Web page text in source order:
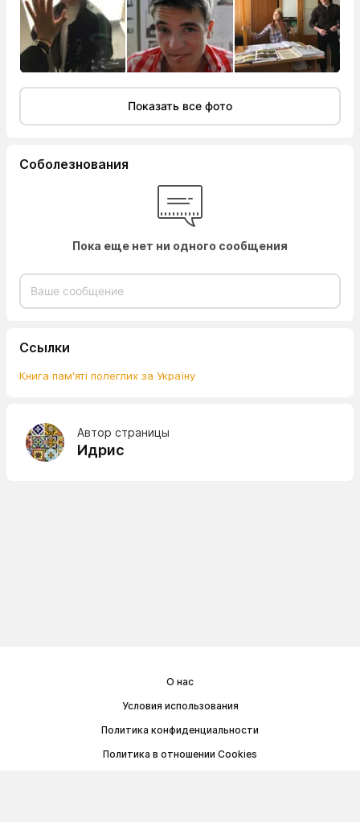
Показать все фото
Соболезнования
Пока еще нет ни одного сообщения
Ссылки
Книга пам'яті полеглих за Україну
Автор страницы
Идрис
О нас
Условия использования
Политика конфиденциальности
Политика в отношении Cookies